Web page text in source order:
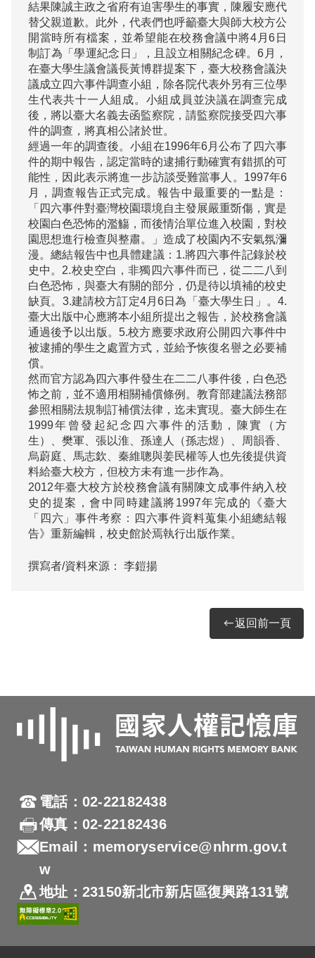
結果陳誠主政之省府有迫害學生的事實，陳履安應代
替父親道歉。此外，代表們也呼籲臺大與師大校方公
開當時所有檔案，並希望能在校務會議中將4月6日
制訂為「學運紀念日」，且設立相關紀念碑。6月，
在臺大學生議會議長黃博群提案下，臺大校務會議決
議成立四六事件調查小組，除各院代表外另有三位學
生代表共十一人組成。小組成員並決議在調查完成
後，將以臺大名義去函監察院，請監察院接受四六事
件的調查，將真相公諸於世。
經過一年的調查後。小組在1996年6月公布了四六事
件的期中報告，認定當時的逮捕行動確實有錯抓的可
能性，因此表示將進一步訪談受難當事人。1997年6
月，調查報告正式完成。報告中最重要的一點是：
「四六事件對臺灣校園環境自主發展嚴重斲傷，實是
校園白色恐怖的濫觴，而後情治單位進入校園，對校
園思想進行檢查與整肅。」造成了校園內不安氣氛瀰
漫。總結報告中也具體建議：1.將四六事件記錄於校
史中。2.校史空白，非獨四六事件而已，從二二八到
白色恐怖，與臺大有關的部分，仍是待以填補的校史
缺頁。3.建請校方訂定4月6日為「臺大學生日」。4.
臺大出版中心應將本小組所提出之報告，於校務會議
通過後予以出版。5.校方應要求政府公開四六事件中
被逮捕的學生之處置方式，並給予恢復名譽之必要補
償。
然而官方認為四六事件發生在二二八事件後，白色恐
怖之前，並不適用相關補償條例。教育部建議法務部
參照相關法規制訂補償法律，迄未實現。臺大師生在
1999年曾發起紀念四六事件的活動，陳實（方
生）、樊軍、張以淮、孫達人（孫志煜）、周韻香、
烏蔚庭、馬志欽、秦維聰與姜民權等人也先後提供資
料給臺大校方，但校方未有進一步作為。
2012年臺大校方於校務會議有關陳文成事件納入校
史的提案，會中同時建議將1997年完成的《臺大
「四六」事件考察：四六事件資料蒐集小組總結報
告》重新編輯，校史館於焉執行出版作業。
撰寫者/資料來源： 李鎧揚
返回前一頁
電話：02-22182438
傳真：02-22182436
Email：memoryservice@nhrm.gov.t
w
地址：23150新北市新店區復興路131號